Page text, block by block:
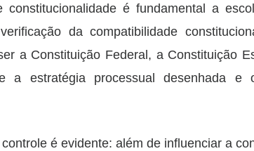
constitucionalidade é fundamental a
da compatibilidade
a Constituição Federal, a Constituição
a estratégia processual desenhada
é evidente: além de influenciar a